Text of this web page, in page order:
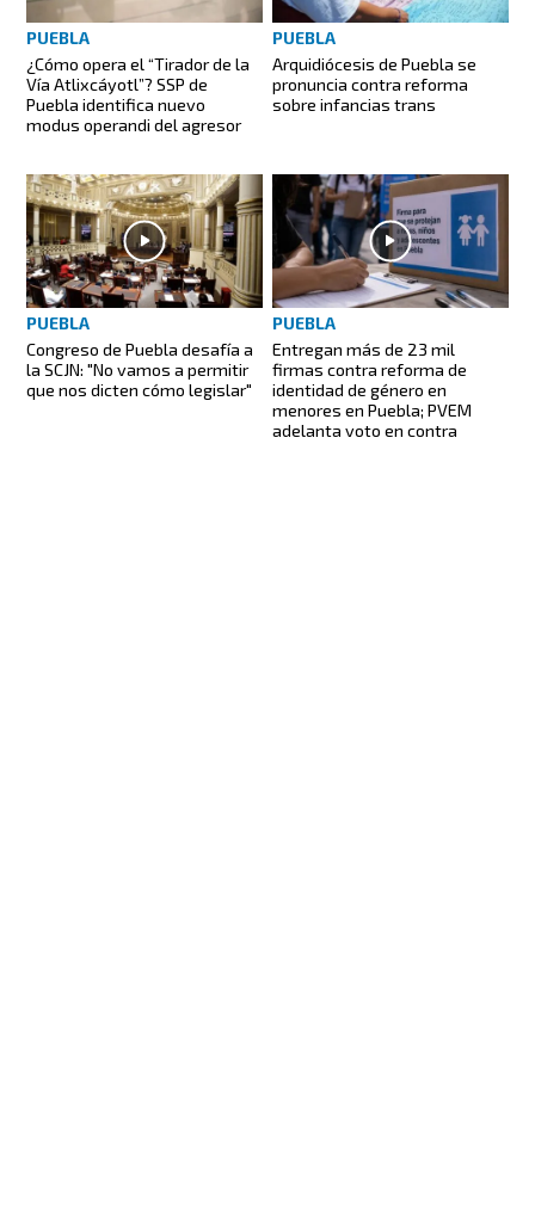
PUEBLA
¿Cómo opera el “Tirador de la
Vía Atlixcáyotl”? SSP de
Puebla identifica nuevo
modus operandi del agresor
PUEBLA
Arquidiócesis de Puebla se
pronuncia contra reforma
sobre infancias trans
PUEBLA
Congreso de Puebla desafía a
la SCJN: "No vamos a permitir
que nos dicten cómo legislar"
PUEBLA
Entregan más de 23 mil
firmas contra reforma de
identidad de género en
menores en Puebla; PVEM
adelanta voto en contra